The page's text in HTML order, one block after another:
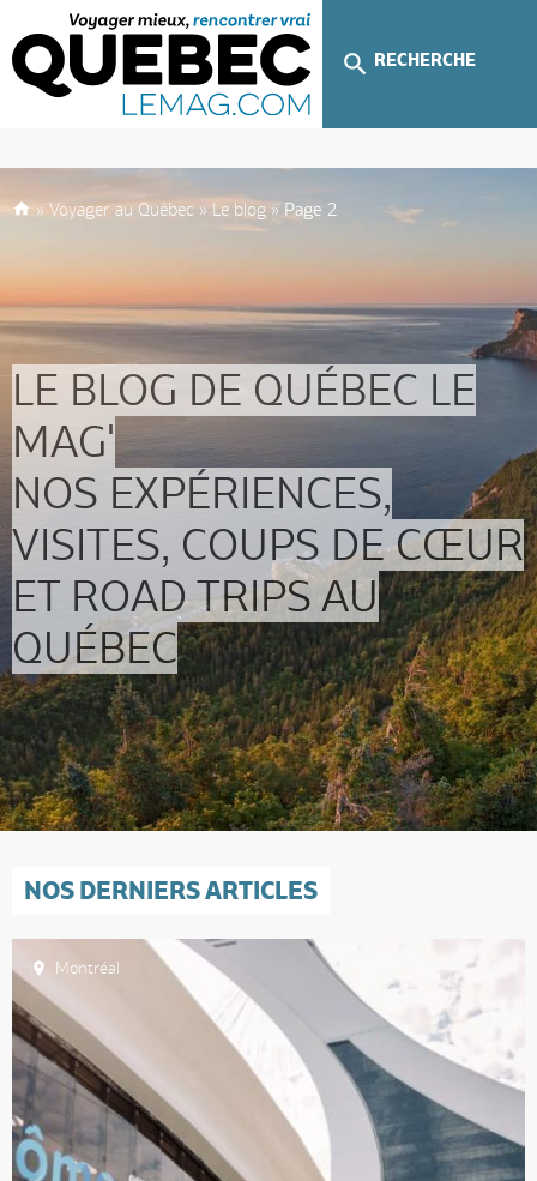
RECHERCHE
» Voyager au Québec » Le blog » Page 2
LE BLOG DE QUÉBEC LE
MAG'
NOS EXPÉRIENCES,
VISITES, COUPS DE CŒUR
ET ROAD TRIPS AU
QUÉBEC
NOS DERNIERS ARTICLES
Montréal